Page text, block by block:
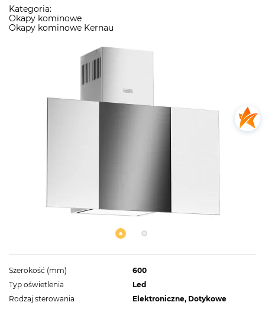
Kategoria:
Okapy kominowe
Okapy kominowe Kernau
Szerokość (mm)
600
Typ oświetlenia
Led
Rodzaj sterowania
Elektroniczne, Dotykowe